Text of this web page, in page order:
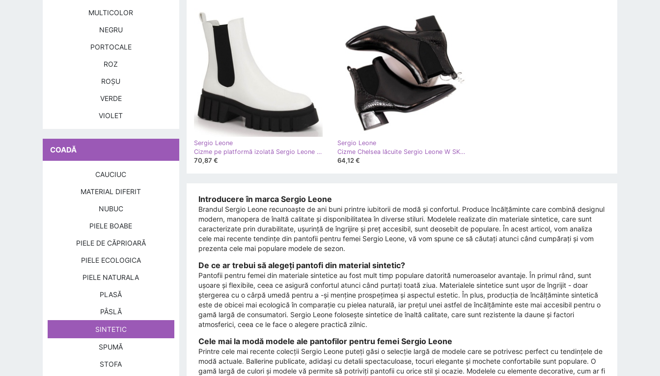
Sergio Leone
Cizme pe platformă izolată Sergio Leone W SK392B alb
70,87 €
Sergio Leone
Cizme Chelsea lăcuite Sergio Leone W SK340A negru
64,12 €
Introducere în marca Sergio Leone
Brandul Sergio Leone recunoaște de ani buni printre iubitorii de modă și confortul. Produce încălțăminte care combină designul
modern, manopera de înaltă calitate și disponibilitatea în diverse stiluri. Modelele realizate din materiale sintetice, care sunt
caracterizate prin durabilitate, ușurință de îngrijire și preț accesibil, sunt deosebit de populare. În acest articol, vom analiza
cele mai recente tendințe din pantofii pentru femei Sergio Leone, vă vom spune ce să căutați atunci când cumpărați și vom
prezenta cele mai populare modele de sezon.
De ce ar trebui să alegeți pantofi din material sintetic?
Pantofii pentru femei din materiale sintetice au fost mult timp populare datorită numeroaselor avantaje. În primul rând, sunt
ușoare și flexibile, ceea ce asigură confortul atunci când purtați toată ziua. Materialele sintetice sunt ușor de îngrijit - doar
ștergerea cu o cârpă umedă pentru a -și menține prospețimea și aspectul estetic. În plus, producția de încălțăminte sintetică
este de obicei mai ecologică în comparație cu pielea naturală, iar prețul unei astfel de încălțăminte este mai accesibil pentru o
gamă largă de consumatori. Sergio Leone folosește sintetice de înaltă calitate, care sunt rezistente la daune și factori
atmosferici, ceea ce le face o alegere practică zilnic.
Cele mai la modă modele ale pantofilor pentru femei Sergio Leone
Printre cele mai recente colecții Sergio Leone puteți găsi o selecție largă de modele care se potrivesc perfect cu tendințele de
modă actuale. Ballerine publicate, adidași cu detalii spectaculoase, tocuri elegante și mochete confortabile sunt populare. O
gamă largă de culori și modele vă permite să potriviți pantofii cu orice stil și ocazie. Modelele cu elemente decorative, cum ar fi
MULTICOLOR
NEGRU
PORTOCALE
ROZ
ROŞU
VERDE
VIOLET
COADĂ
CAUCIUC
MATERIAL DIFERIT
NUBUC
PIELE BOABE
PIELE DE CĂPRIOARĂ
PIELE ECOLOGICA
PIELE NATURALA
PLASĂ
PÂSLĂ
SINTETIC
SPUMĂ
STOFA